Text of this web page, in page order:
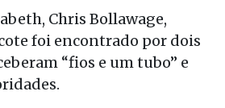
Chris Bollawage,
foi encontrado por dois
“fios e um tubo” e